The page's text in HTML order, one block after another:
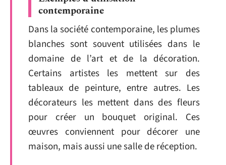
contemporaine
Dans la société contemporaine, les plumes
blanches sont souvent utilisées dans le
domaine de l’art et de la décoration.
Certains artistes les mettent sur des
tableaux de peinture, entre autres. Les
décorateurs les mettent dans des fleurs
pour créer un bouquet original. Ces
œuvres conviennent pour décorer une
maison, mais aussi une salle de réception.